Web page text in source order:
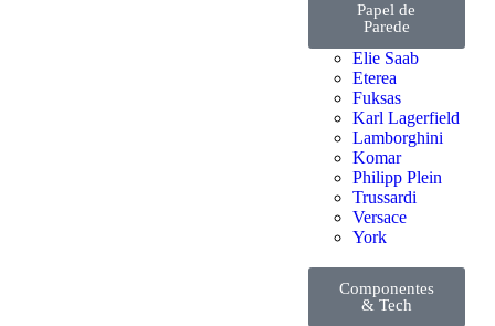
Papel de
Parede
Elie Saab
Eterea
Fuksas
Karl Lagerfield
Lamborghini
Komar
Philipp Plein
Trussardi
Versace
York
Componentes
& Tech